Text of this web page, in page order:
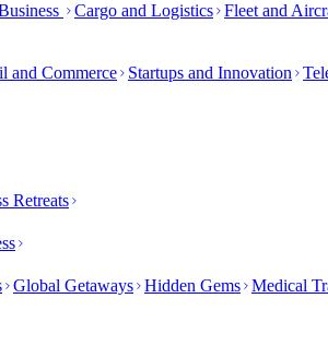
Cargo and Logistics Fleet and
and Commerce Startups and Innovation
Retreats
Global Getaways Hidden Gems Medical